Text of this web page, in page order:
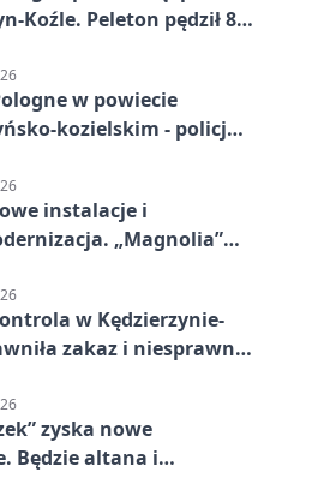
Koźle. Peleton pędził 80
w powiecie
kozielskim - policja
instalacje i
„Magnolia”
w Kędzierzynie-
zakaz i niesprawne
zyska nowe
Będzie altana i